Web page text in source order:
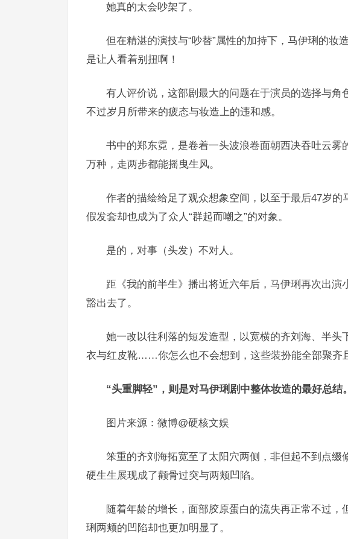
她真的太会吵架了。
但在精湛的演技与“吵替”属性的加持下，马伊琍的妆
是让人看着别扭啊！
有人评价说，这部剧最大的问题在于演员的选择与
不过岁月所带来的疲态与妆造上的违和感。
书中的郑东霓，是卷着一头波浪卷面朝西决吞吐云雾
万种，走两步都能摇曳生风。
作者的描绘给足了观众想象空间，以至于最后47岁
假发套却也成为了众人“群起而嘲之”的对象。
是的，对事（头发）不对人。
距《我的前半生》播出将近六年后，马伊琍再次出
豁出去了。
她一改以往利落的短发造型，以宽横的齐刘海、半头
衣与红皮靴……你怎么也不会想到，这些装扮能全部聚齐
“头重脚轻”，则是对马伊琍剧中整体妆造的最好总结。
图片来源：微博@硬核文娱
笨重的齐刘海拓宽至了太阳穴两侧，非但起不到点缀
硬生生展现成了颧骨过突与两颊凹陷。
随着年龄的增长，面部胶原蛋白的流失再正常不过
琍两颊的凹陷却也更加明显了。